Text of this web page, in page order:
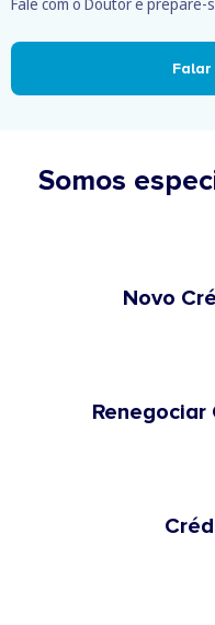
Somos
Novo